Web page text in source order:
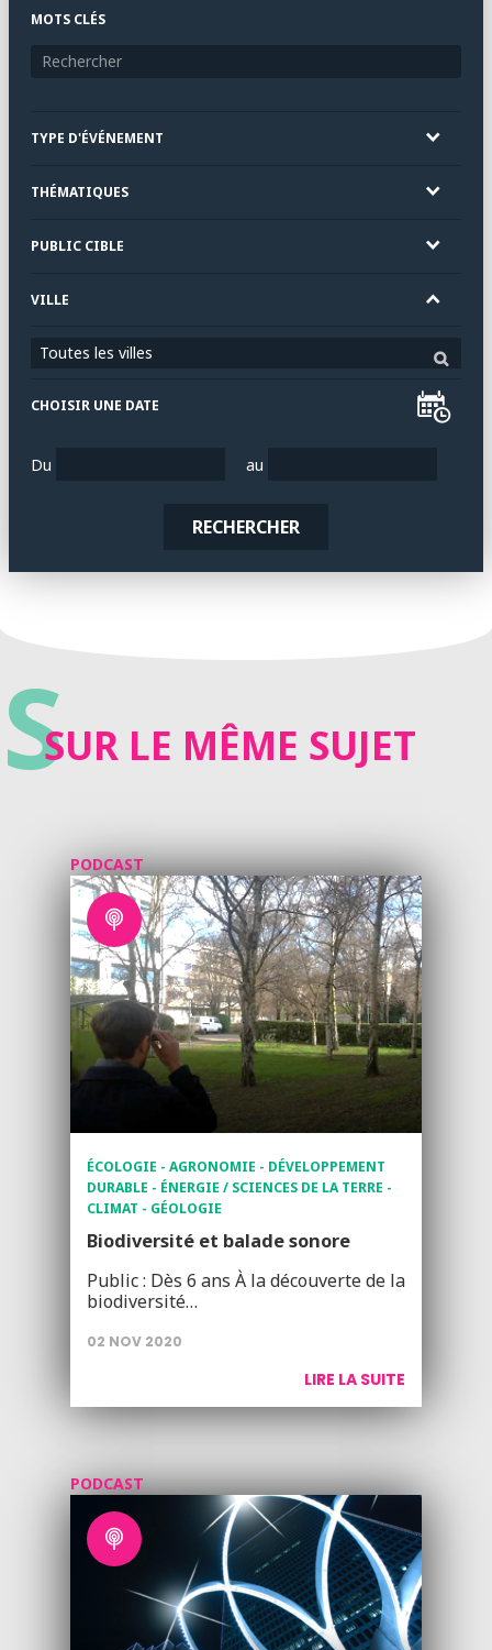
MOTS CLÉS
TYPE D'ÉVÉNEMENT
THÉMATIQUES
PUBLIC CIBLE
VILLE
Toutes les villes
CHOISIR UNE DATE
Du au
RECHERCHER
SSUR LE MÊME SUJET
PODCAST
ÉCOLOGIE - AGRONOMIE - DÉVELOPPEMENT
DURABLE - ÉNERGIE / SCIENCES DE LA TERRE -
CLIMAT - GÉOLOGIE
Biodiversité et balade sonore
Public : Dès 6 ans À la découverte de la
biodiversité…
02 NOV 2020
LIRE LA SUITE
PODCAST